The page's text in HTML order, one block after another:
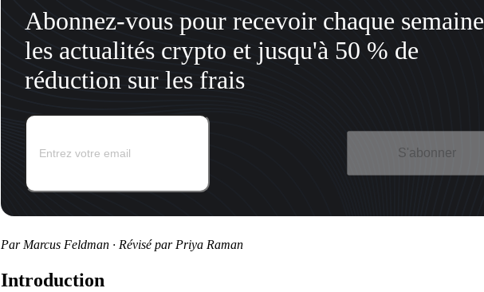
Abonnez-vous pour recevoir chaque semaine
les actualités crypto et jusqu'à 50 % de
réduction sur les frais
S'abonner
Par Marcus Feldman · Révisé par Priya Raman
Introduction